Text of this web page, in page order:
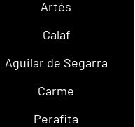
Artés
Calaf
Aguilar de Segarra
Carme
Perafita